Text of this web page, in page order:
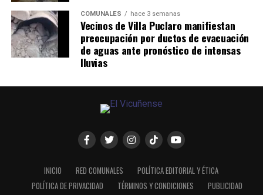
COMUNALES hace 3 semanas
Vecinos de Villa Puclaro manifiestan
preocupación por ductos de evacuación
de aguas ante pronóstico de intensas
lluvias
INICIO RED COMUNALES
POLÍTICA EDITORIAL Y ÉTICA
POLÍTICA DE PRIVACIDAD
TÉRMINOS Y CONDICIONES
PUBLICIDAD